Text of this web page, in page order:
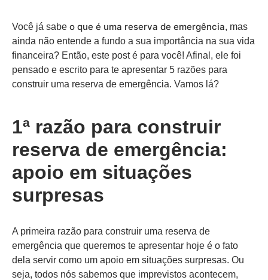
Você já sabe o que é uma reserva de emergência, mas
ainda não entende a fundo a sua importância na sua vida
financeira? Então, este post é para você! Afinal, ele foi
pensado e escrito para te apresentar 5 razões para
construir uma reserva de emergência. Vamos lá?
1ª razão para construir
reserva de emergência:
apoio em situações
surpresas
A primeira razão para construir uma reserva de
emergência que queremos te apresentar hoje é o fato
dela servir como um apoio em situações surpresas. Ou
seja, todos nós sabemos que imprevistos acontecem,